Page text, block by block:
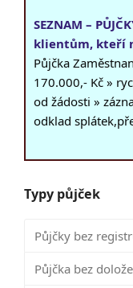
SEZNAM –
klientům, kteří
Půjčka
170.000,- Kč »
od žádosti »
odklad
Typy půjček
Půjčky bez
Půjčka bez